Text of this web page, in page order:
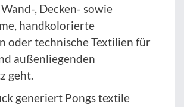
, Decken- sowie
handkolorierte
oder technische Textilien für
außenliegenden
geht.
generiert Pongs textile